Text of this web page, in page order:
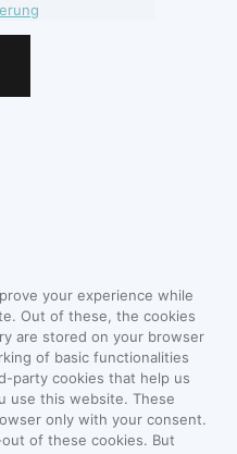
your experience while
Out of these, the cookies
are stored on your browser
of basic functionalities
party cookies that help us
use this website. These
only with your consent.
of these cookies. But